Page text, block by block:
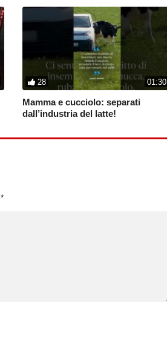
28 01:30
Mamma e cucciolo: separati
dall’industria del latte!
*